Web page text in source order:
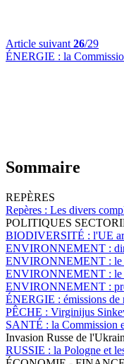
Article suivant 26/29
ÉNERGIE : la
Sommaire
REPÈRES
Repères : Les divers
POLITIQUES
BIODIVERSITÉ : l'UE
ENVIRONNEMENT :
ENVIRONNEMENT : le
ENVIRONNEMENT : le
ENVIRONNEMENT :
ÉNERGIE : émissions de
PÊCHE : Virginijus
SANTÉ : la Commission
Invasion Russe de
RUSSIE : la Pologne et